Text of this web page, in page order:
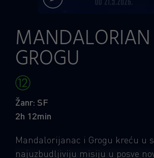
GROGU
Žanr: SF
2h 12min
Mandalorijanac i Grogu kreću u
najuzbudljiviju misiju u posve